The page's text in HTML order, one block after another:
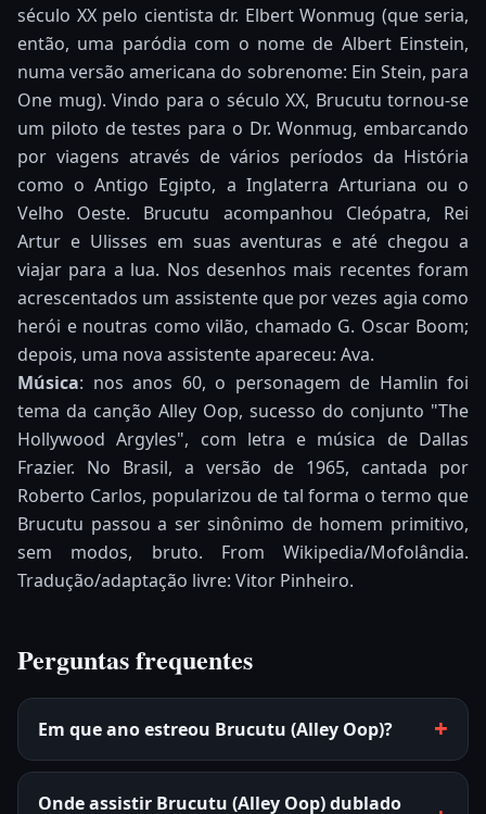
século XX pelo cientista dr. Elbert Wonmug (que seria,
então, uma paródia com o nome de Albert Einstein,
numa versão americana do sobrenome: Ein Stein, para
One mug). Vindo para o século XX, Brucutu tornou-se
um piloto de testes para o Dr. Wonmug, embarcando
por viagens através de vários períodos da História
como o Antigo Egipto, a Inglaterra Arturiana ou o
Velho Oeste. Brucutu acompanhou Cleópatra, Rei
Artur e Ulisses em suas aventuras e até chegou a
viajar para a lua. Nos desenhos mais recentes foram
acrescentados um assistente que por vezes agia como
herói e noutras como vilão, chamado G. Oscar Boom;
depois, uma nova assistente apareceu: Ava.
Música: nos anos 60, o personagem de Hamlin foi
tema da canção Alley Oop, sucesso do conjunto "The
Hollywood Argyles", com letra e música de Dallas
Frazier. No Brasil, a versão de 1965, cantada por
Roberto Carlos, popularizou de tal forma o termo que
Brucutu passou a ser sinônimo de homem primitivo,
sem modos, bruto. From Wikipedia/Mofolândia.
Tradução/adaptação livre: Vitor Pinheiro.
Perguntas frequentes
Em que ano estreou Brucutu (Alley Oop)?
Onde assistir Brucutu (Alley Oop) dublado